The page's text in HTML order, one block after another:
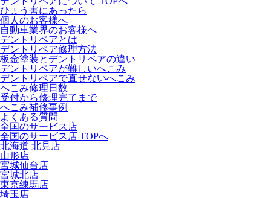
ひょう害にあったら
個人のお客様へ
自動車業界のお客様へ
デントリペアとは
デントリペア修理方法
板金塗装とデントリペアの違い
デントリペアが難しいへこみ
デントリペアで直せないへこみ
へこみ修理日数
受付から修理完了まで
へこみ補修事例
よくある質問
全国のサービス店
全国のサービス店 TOPへ
北海道 北見店
山形店
宮城仙台店
宮城北店
東京練馬店
埼玉店